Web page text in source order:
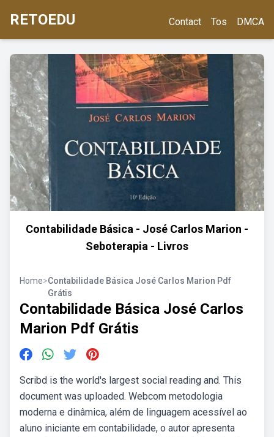
RETOEDU Contact Tos DMCA
Contabilidade Básica - José Carlos Marion -
Seboterapia - Livros
Home>Contabilidade Básica José Carlos Marion Pdf
Grátis
Contabilidade Básica José Carlos
Marion Pdf Grátis
Scribd is the world's largest social reading and. This
document was uploaded. Webcom metodologia
moderna e dinâmica, além de linguagem acessível ao
aluno iniciante em contabilidade, o autor apresenta